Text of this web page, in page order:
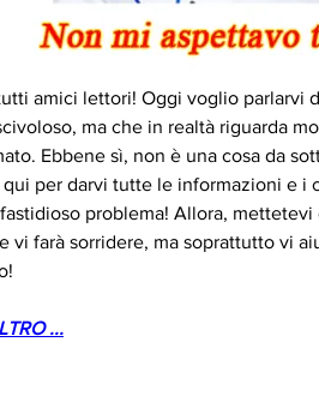
amici lettori! Oggi voglio parlarvi
ma che in realtà riguarda
Ebbene sì, non è una cosa da
qui per darvi tutte le informazioni e i
problema! Allora,
vi farà sorridere, ma soprattutto vi
...